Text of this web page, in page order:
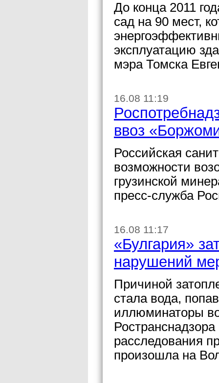
До конца 2011
сад на 90 мест,
эксплуатацию
мэра Томска
16.08 11:19
ввоз
Российская
возможности
грузинской
пресс-служба
16.08 11:17
«Булгария»
нарушений
Причиной
стала вода,
иллюминаторы
расследования
произошла на